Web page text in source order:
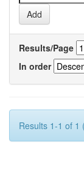
Results/Page
In order
Results 1-1 of 1